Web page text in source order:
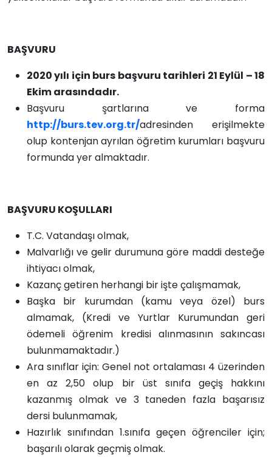
BAŞVURU
2020 yılı için burs başvuru tarihleri 21 Eylül – 18
Ekim arasındadır.
Başvuru şartlarına ve forma
http://burs.tev.org.tr/adresinden erişilmekte
olup kontenjan ayrılan öğretim kurumları başvuru
formunda yer almaktadır.
BAŞVURU KOŞULLARI
T.C. Vatandaşı olmak,
Malvarlığı ve gelir durumuna göre maddi desteğe
ihtiyacı olmak,
Kazanç getiren herhangi bir işte çalışmamak,
Başka bir kurumdan (kamu veya özel) burs
almamak, (Kredi ve Yurtlar Kurumundan geri
ödemeli öğrenim kredisi alınmasının sakıncası
bulunmamaktadır.)
Ara sınıflar için: Genel not ortalaması 4 üzerinden
en az 2,50 olup bir üst sınıfa geçiş hakkını
kazanmış olmak ve 3 taneden fazla başarısız
dersi bulunmamak,
Hazırlık sınıfından 1.sınıfa geçen öğrenciler için;
başarılı olarak geçmiş olmak.